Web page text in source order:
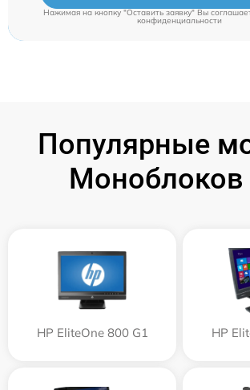
Нажимая на кнопку "Оставить заявку" Вы
конфиденциальности
Популярные
Моноблоков
HP EliteOne 800 G1 HP